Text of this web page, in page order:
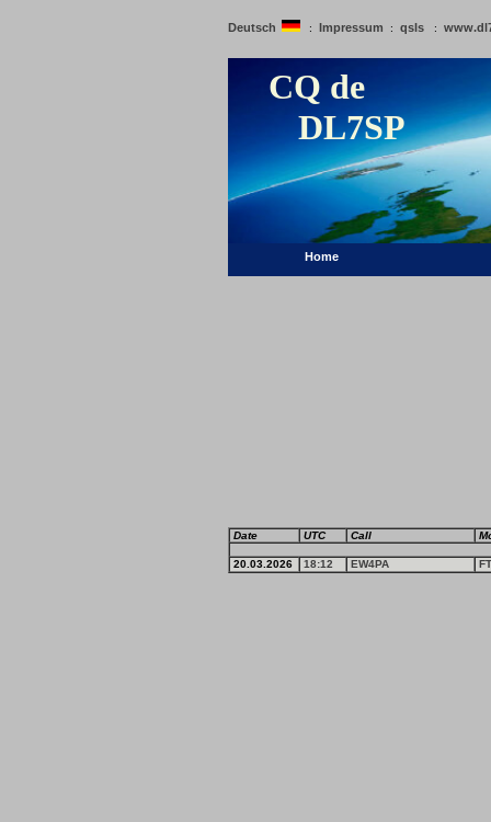
Deutsch : Impressum : qsls :
CQ de
DL7SP
Home
Date UTC Call
20.03.2026 18:12 EW4PA